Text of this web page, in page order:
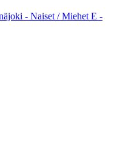
- Naiset / Miehet E -